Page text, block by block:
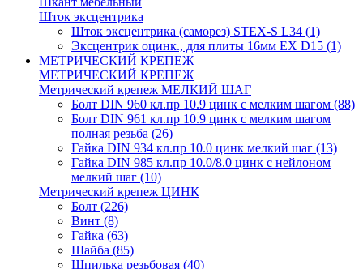
Шток эксцентрика
Шток эксцентрика (саморез) STEX-S L34 (1)
Эксцентрик оцинк., для плиты 16мм EX D15 (1)
МЕТРИЧЕСКИЙ КРЕПЕЖ
МЕТРИЧЕСКИЙ КРЕПЕЖ
Метрический крепеж МЕЛКИЙ ШАГ
Болт DIN 960 кл.пр 10.9 цинк с мелким шагом (88)
Болт DIN 961 кл.пр 10.9 цинк с мелким шагом
полная резьба (26)
Гайка DIN 934 кл.пр 10.0 цинк мелкий шаг (13)
Гайка DIN 985 кл.пр 10.0/8.0 цинк с нейлоном
мелкий шаг (10)
Метрический крепеж ЦИНК
Болт (226)
Винт (8)
Гайка (63)
Шайба (85)
Шпилька резьбовая (40)